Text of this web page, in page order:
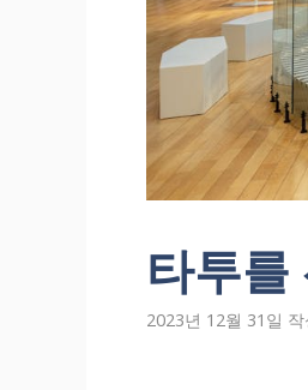
타투를
2023년 12월 31일